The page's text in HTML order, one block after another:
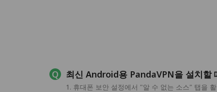
최신 Android용 PandaVPN을 설치할
1. 휴대폰 보안 설정에서 "알 수 없는 소스" 탭을